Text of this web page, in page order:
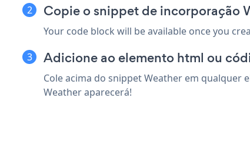
Copie o snippet de incorporação
Your code block will be available once you
Adicione ao elemento html ou
Cole acima do snippet Weather em qualquer
Weather aparecerá!